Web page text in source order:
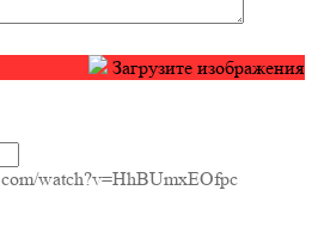
Загрузите изображения
watch?v=HhBUmxEOfpc